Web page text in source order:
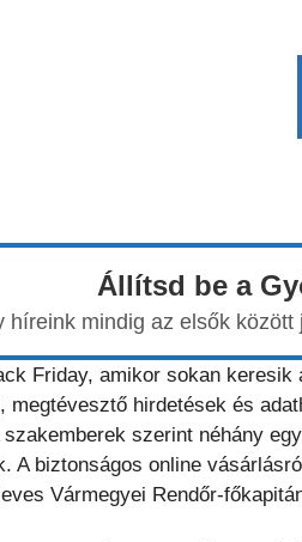
Állítsd be a
híreink mindig az elsők
Friday, amikor sokan
megtévesztő hirdetések és
szerint néhány
A biztonságos online
Vármegyei Rendőr-